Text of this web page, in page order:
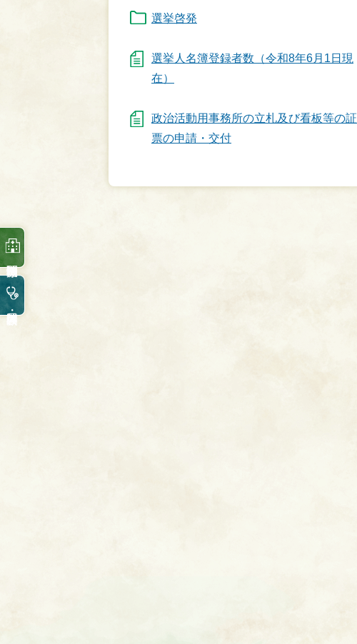
選挙啓発
選挙人名簿登録者数（令和8年6月1日現
在）
政治活動用事務所の立札及び看板等の証
票の申請・交付